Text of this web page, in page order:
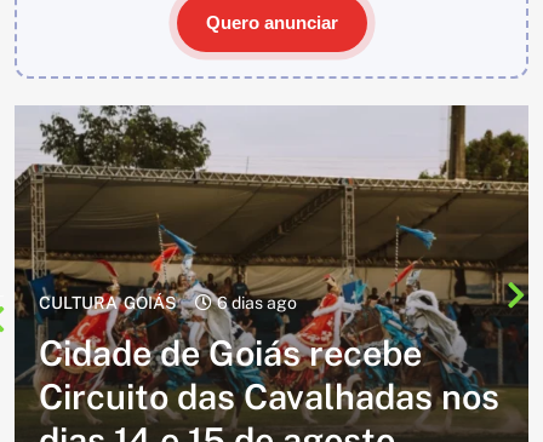
Quero anunciar
CULTURA 2 semanas ago
Cavalgada do Batom está de
volta e promete reunir
milhares de participantes